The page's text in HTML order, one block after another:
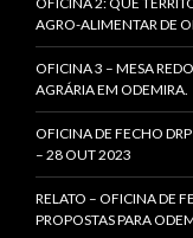
AGRO-ALIMENTAR DE
OFICINA 3 – MESA
AGRÁRIA EM ODEMIRA.
OFICINA DE FECHO
– 28 OUT 2023
RELATO – OFICINA DE
PROPOSTAS PARA